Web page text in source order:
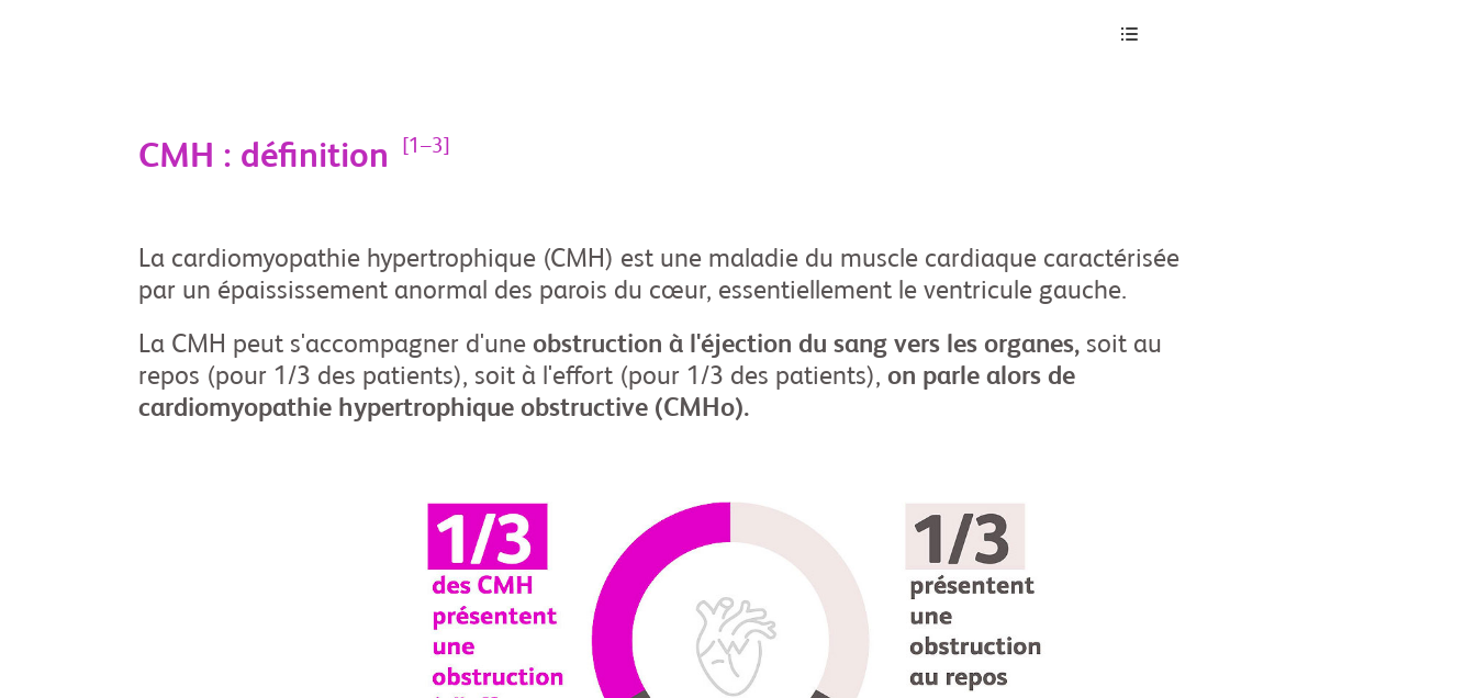
CMH : définition [1–3]
La cardiomyopathie hypertrophique (CMH) est une maladie du muscle cardiaque caractérisée
par un épaississement anormal des parois du cœur, essentiellement le ventricule gauche.
La CMH peut s'accompagner d'une obstruction à l'éjection du sang vers les organes, soit au
repos (pour 1/3 des patients), soit à l'effort (pour 1/3 des patients), on parle alors de
cardiomyopathie hypertrophique obstructive (CMHo).